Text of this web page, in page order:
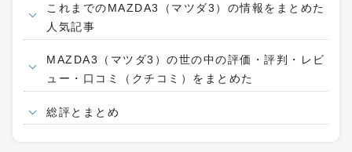
これまでのMAZDA3（マツダ3）の情報をまとめた
人気記事
MAZDA3（マツダ3）の世の中の評価・評判・レビ
ュー・口コミ（クチコミ）をまとめた
総評とまとめ